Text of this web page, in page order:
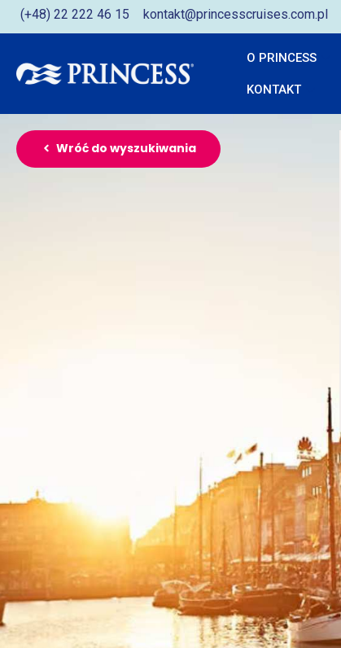
(+48) 22 222 46 15 kontakt@princesscruises.com.pl
O PRINCESS
KONTAKT
Wróć do wyszukiwania